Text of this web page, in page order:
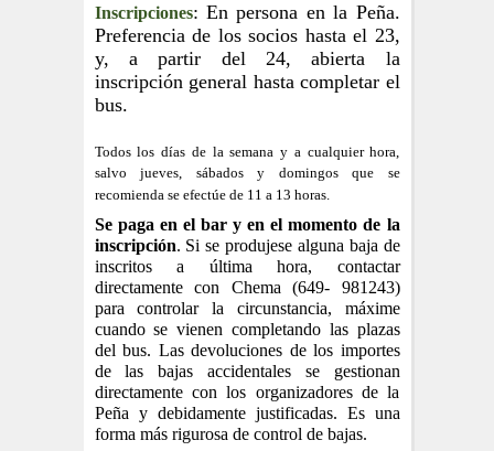
Inscripciones: En persona en la Peña.
Preferencia de los socios hasta el 23,
y, a partir del 24, abierta la
inscripción general hasta completar el
bus.
Todos los días de la semana y a cualquier hora,
salvo jueves, sábados y domingos que se
recomienda se efectúe de 11 a 13 horas.
Se paga en el bar y en el momento de la
inscripción. Si se produjese alguna baja de
inscritos a última hora, contactar
directamente con Chema (649- 981243)
para controlar la circunstancia, máxime
cuando se vienen completando las plazas
del bus. Las devoluciones de los importes
de las bajas accidentales se gestionan
directamente con los organizadores de la
Peña y debidamente justificadas. Es una
forma más rigurosa de control de bajas.